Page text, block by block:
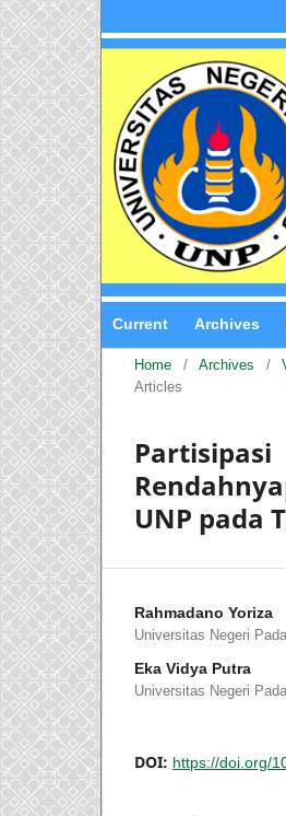
Current Archives
Home / Archives /
Articles
UNP pada
Rahmadano Yoriza
Universitas Negeri
Eka Vidya Putra
Universitas Negeri
DOI: https://doi.org/